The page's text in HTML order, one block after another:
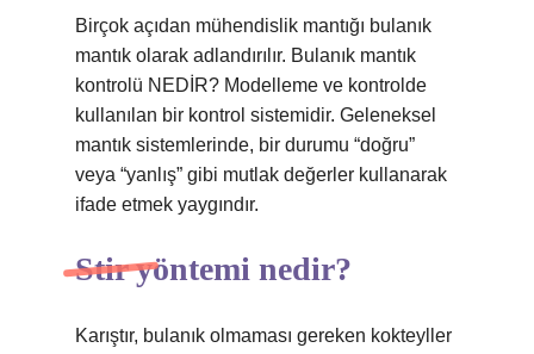
Birçok açıdan mühendislik mantığı bulanık
mantık olarak adlandırılır. Bulanık mantık
kontrolü NEDİR? Modelleme ve kontrolde
kullanılan bir kontrol sistemidir. Geleneksel
mantık sistemlerinde, bir durumu “doğru”
veya “yanlış” gibi mutlak değerler kullanarak
ifade etmek yaygındır.
Stir yöntemi nedir?
Karıştır, bulanık olmaması gereken kokteyller